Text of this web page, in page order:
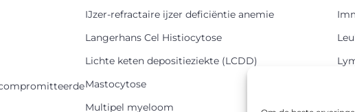
IJzer-refractaire ijzer deficiëntie anemie
Langerhans Cel Histiocytose
Lichte keten depositieziekte (LCDD)
Mastocytose
Multipel myeloom